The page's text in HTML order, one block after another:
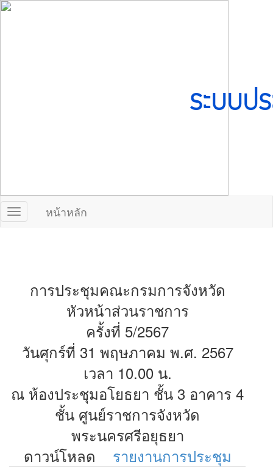
ระบบป
หน้าหลัก
การประชุมคณะกรมการจังหวัด
หัวหน้าส่วนราชการ
ครั้งที่ 5/2567
วันศุกร์ที่ 31 พฤษภาคม พ.ศ. 2567
เวลา 10.00 น.
ณ ห้องประชุมอโยธยา ชั้น 3 อาคาร 4
ชั้น ศูนย์ราชการจังหวัด
พระนครศรีอยุธยา
ดาวน์โหลด
รายงานการประชุม